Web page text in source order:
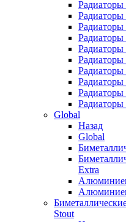
Global
Назад
Global
Extra
Stout